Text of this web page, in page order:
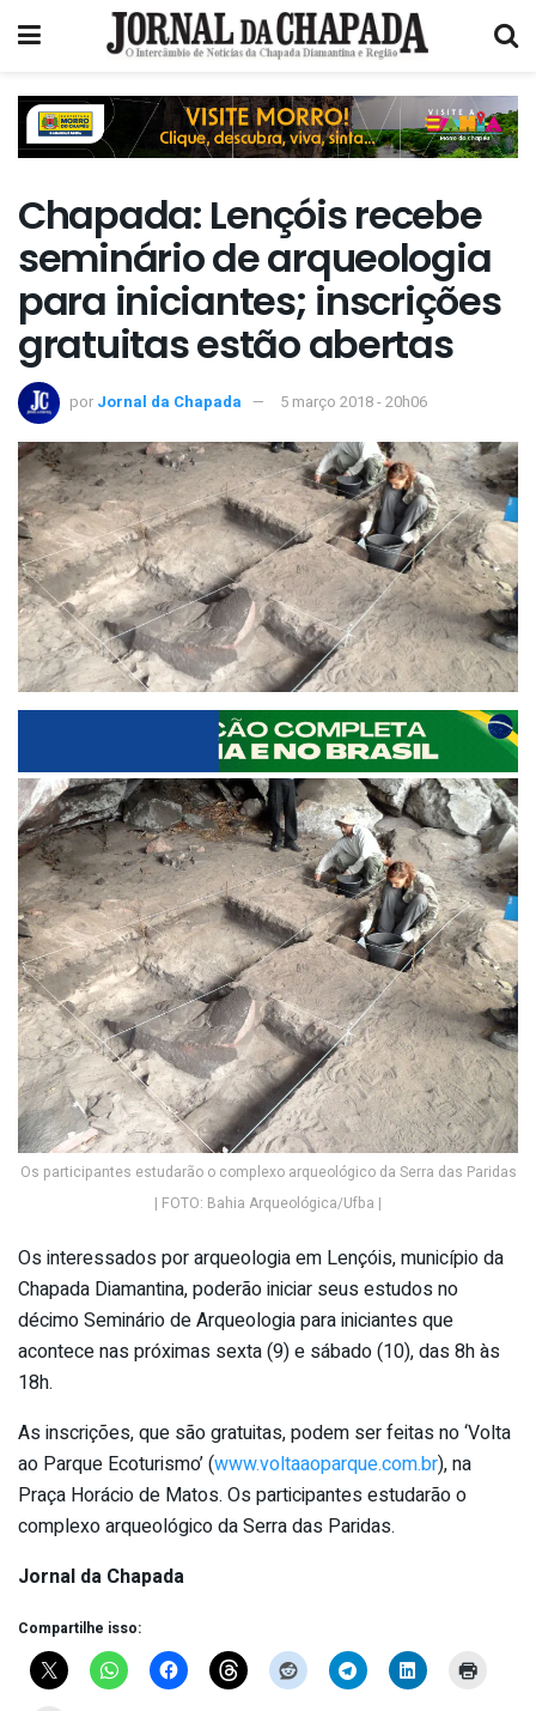
Chapada: Lençóis recebe
seminário de arqueologia
para iniciantes; inscrições
gratuitas estão abertas
por Jornal da Chapada 5 março 2018 - 20h06
Os participantes estudarão o complexo arqueológico da Serra das Paridas
| FOTO: Bahia Arqueológica/Ufba |
Os interessados por arqueologia em Lençóis, município da
Chapada Diamantina, poderão iniciar seus estudos no
décimo Seminário de Arqueologia para iniciantes que
acontece nas próximas sexta (9) e sábado (10), das 8h às
18h.
As inscrições, que são gratuitas, podem ser feitas no ‘Volta
ao Parque Ecoturismo’ (www.voltaaoparque.com.br), na
Praça Horácio de Matos. Os participantes estudarão o
complexo arqueológico da Serra das Paridas.
Jornal da Chapada
Compartilhe isso: